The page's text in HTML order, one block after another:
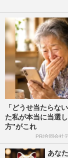
「どうせ当たらな
た私が本当に当選
方”がこれ
PR(合同会社
あな